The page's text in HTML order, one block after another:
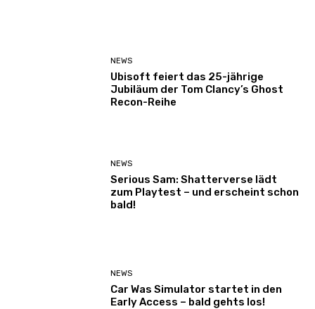
NEWS
Ubisoft feiert das 25-jährige
Jubiläum der Tom Clancy’s Ghost
Recon-Reihe
NEWS
Serious Sam: Shatterverse lädt
zum Playtest – und erscheint schon
bald!
NEWS
Car Was Simulator startet in den
Early Access – bald gehts los!